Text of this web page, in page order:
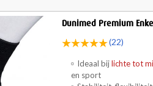
Dunimed Premium
(22)
Ideaal bijlichte tot
en sport